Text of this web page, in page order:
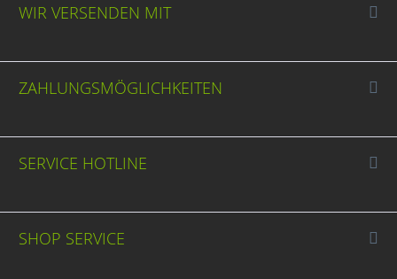
WIR VERSENDEN MIT
ZAHLUNGSMÖGLICHKEITEN
SERVICE HOTLINE
SHOP SERVICE